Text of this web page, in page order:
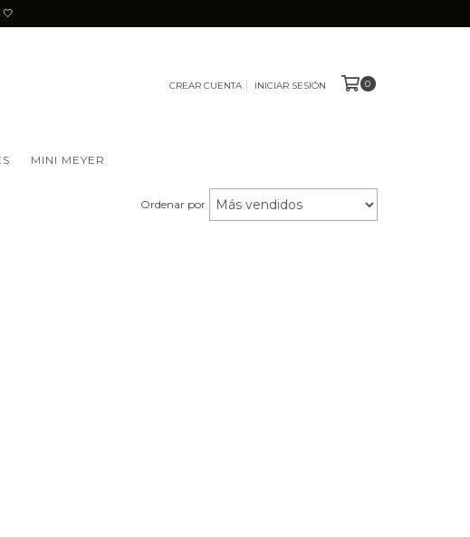
CREAR CUENTA INICIAR SESIÓN 0
MINI MEYER
Ordenar por